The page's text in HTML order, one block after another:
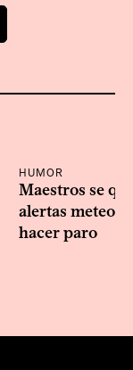
HUMOR
Maestros se
alertas
hacer paro